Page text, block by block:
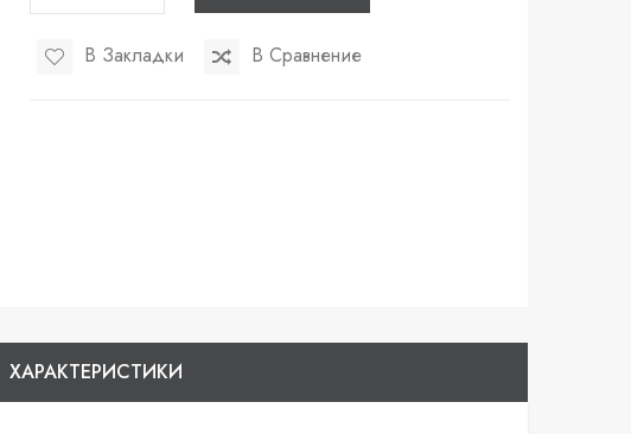
В Закладки В Сравнение
ХАРАКТЕРИСТИКИ